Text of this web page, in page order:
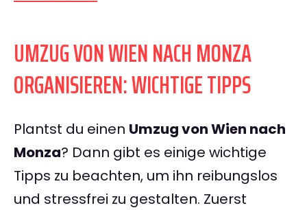
UMZUG VON WIEN NACH MONZA
ORGANISIEREN: WICHTIGE TIPPS
Plantst du einen Umzug von Wien nach
Monza? Dann gibt es einige wichtige
Tipps zu beachten, um ihn reibungslos
und stressfrei zu gestalten. Zuerst